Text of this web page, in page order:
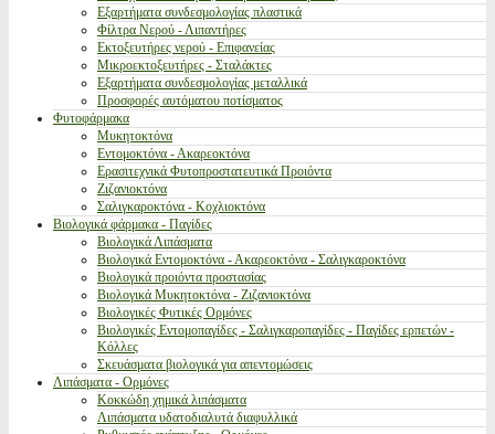
Εξαρτήματα συνδεσμολογίας πλαστικά
Φίλτρα Νερού - Λιπαντήρες
Εκτοξευτήρες νερού - Επιφανείας
Μικροεκτοξευτήρες - Σταλάκτες
Εξαρτήματα συνδεσμολογίας μεταλλικά
Προσφορές αυτόματου ποτίσματος
Φυτοφάρμακα
Μυκητοκτόνα
Εντομοκτόνα - Ακαρεοκτόνα
Ερασιτεχνικά Φυτοπροστατευτικά Προιόντα
Ζιζανιοκτόνα
Σαλιγκαροκτόνα - Κοχλιοκτόνα
Βιολογικά φάρμακα - Παγίδες
Βιολογικά Λιπάσματα
Βιολογικά Εντομοκτόνα - Ακαρεοκτόνα - Σαλιγκαροκτόνα
Βιολογικά προιόντα προστασίας
Βιολογικά Μυκητοκτόνα - Ζιζανιοκτόνα
Βιολογικές Φυτικές Ορμόνες
Βιολογικές Εντομοπαγίδες - Σαλιγκαροπαγίδες - Παγίδες ερπετών -
Κόλλες
Σκευάσματα βιολογικά για απεντομώσεις
Λιπάσματα - Ορμόνες
Κοκκώδη χημικά λιπάσματα
Λιπάσματα υδατοδιαλυτά διαφυλλικά